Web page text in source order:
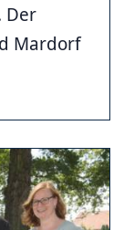
Der
Mardorf